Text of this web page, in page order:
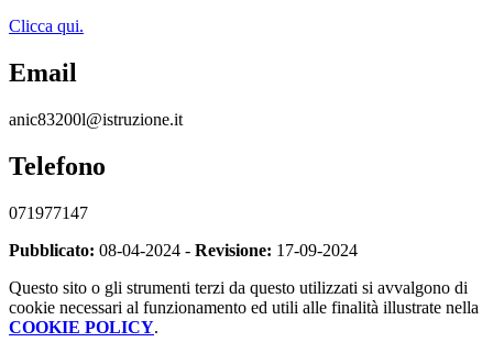
Clicca qui.
Email
anic83200l@istruzione.it
Telefono
071977147
Pubblicato: 08-04-2024 - Revisione: 17-09-2024
Questo sito o gli strumenti terzi da questo utilizzati si avvalgono di
cookie necessari al funzionamento ed utili alle finalità illustrate nella
COOKIE POLICY.